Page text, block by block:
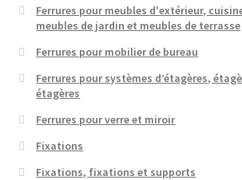
Ferrures pour meubles d'extérieur,
meubles de jardin et meubles de terrasse
Ferrures pour mobilier de bureau
Ferrures pour systèmes d’étagères,
étagères
Ferrures pour verre et miroir
Fixations
Fixations, fixations et supports